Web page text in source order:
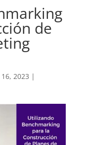
de
16, 2023 |